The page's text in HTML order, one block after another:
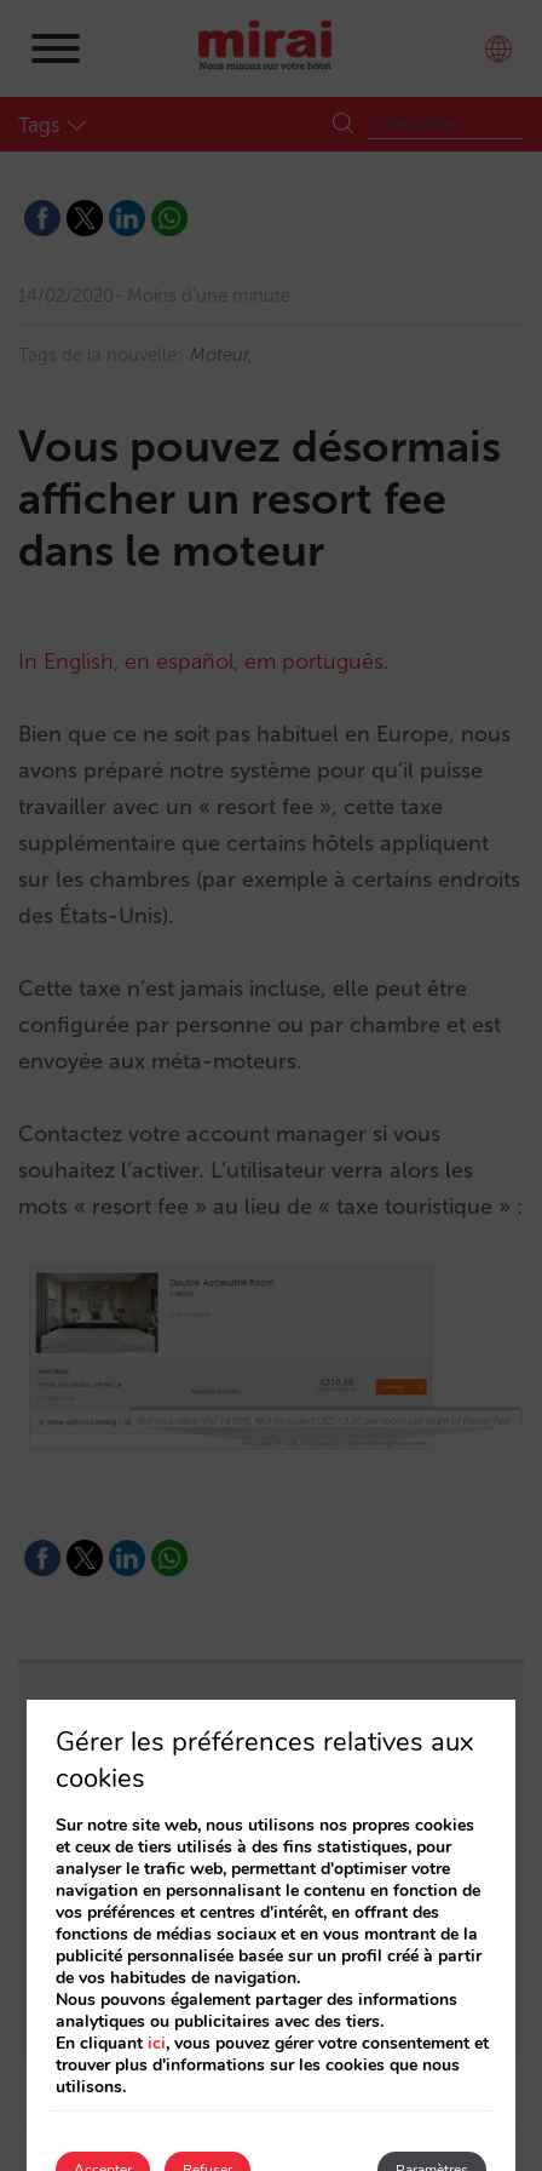
Tags
14/02/2020 Moins d'une minute
Tags de la nouvelle: Moteur
Vous pouvez désormais
afficher un resort fee
dans le moteur
In English, en español, em português.
Bien que ce ne soit pas habituel en Europe, nous
avons préparé notre système pour qu’il puisse
travailler avec un « resort fee », cette taxe
supplémentaire que certains hôtels appliquent
sur les chambres (par exemple à certains endroits
des États-Unis).
Cette taxe n’est jamais incluse, elle peut être
configurée par personne ou par chambre et est
envoyée aux méta-moteurs.
Contactez votre account manager si vous
souhaitez l’activer. L’utilisateur verra alors les
mots « resort fee » au lieu de « taxe touristique » :
Voici le nouveau design de la page de
Tout ce que nous avons développé en 2020
et ce sur quoi nous travaillons
Vous pouvez désormais inclure un texte «
Autres conditions » visible au moment où
votre hôtel est réservé
Post
Gérer les préférences relatives aux
cookies
Sur notre site web, nous utilisons nos propres cookies
et ceux de tiers utilisés à des fins statistiques, pour
analyser le trafic web, permettant d'optimiser votre
navigation en personnalisant le contenu en fonction de
vos préférences et centres d'intérêt, en offrant des
fonctions de médias sociaux et en vous montrant de la
publicité personnalisée basée sur un profil créé à partir
de vos habitudes de navigation.
Nous pouvons également partager des informations
analytiques ou publicitaires avec des tiers.
En cliquantici, vous pouvez gérer votre consentement et
trouver plus d'informations sur les cookies que nous
utilisons.